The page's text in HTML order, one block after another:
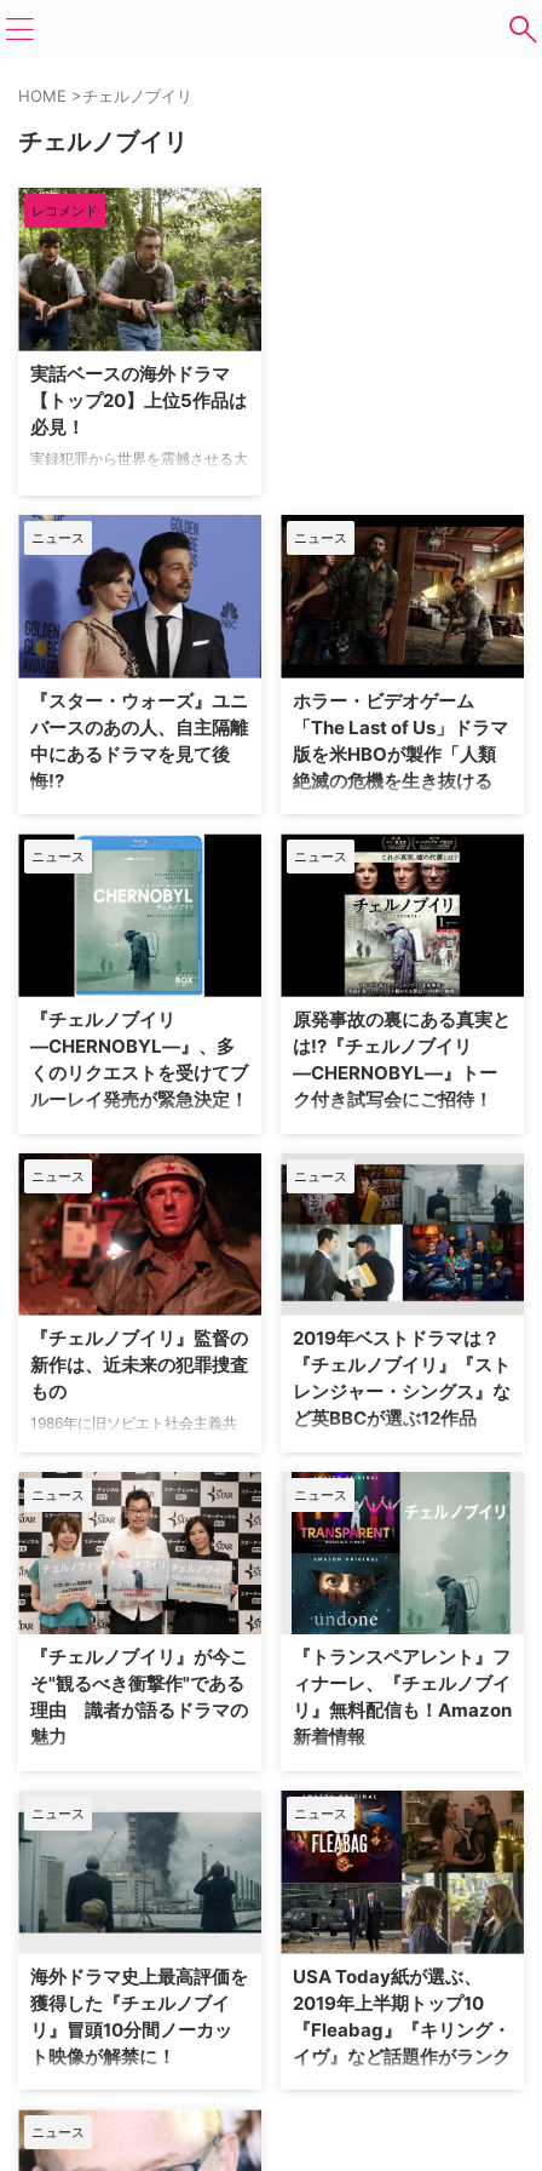
HOME >チェルノブイリ
チェルノブイリ
レコメンド
実話ベースの海外ドラマ
【トップ20】上位5作品は
必見！
実録犯罪から世界を震撼させる大
ルにはないほど視聴者の心をつか
む。 ここでは、米最大のオンラ
インデータベース「IMDb」のス
コア数をもとに、実話ベースの海
外ドラマランキングを紹介する。
徹底的なリサーチや取材などを通
して、実際に起こった出来事がリ
アルに再現された作品をぜひチェ
ックしてみては？ 特にTOP5は
見逃せない！ 実話ベースの海外
ドラマランキング【ベスト20】
（2001） 『チェルノブイリ ー
CHERNOBYLー』 …
ニュース
『スター・ウォーズ』ユニ
バースのあの人、自主隔離
中にあるドラマを見て後
悔!?
大ヒット映画『スター・ウォー
ズ』シリーズの番外編『ローグ・
ワン／スター・ウォーズ・ストー
リー』でキャシアン・アンドー将
校を演じたディエゴ・ルナが、新
型コロナウイルス（COVID-19）
の自己隔離中にあるドラマを見て
後悔したと明かしている。米
見たのは、1986年に旧ソ連のチ
ェルノ…
ニュース
ホラー・ビデオゲーム
「The Last of Us」ドラマ
版を米HBOが製作「人類
絶滅の危機を生き抜ける
1986年4月に起きたチェルノブイ
リ原子力発電所の事故を描く『チ
ェルノブイリ』のクリエイター
が、米HBOで人気ホラー・ビデ
オゲーム「The Last of Us」のド
ラマ版を製作することが明らかと
なった。米TV Lineが報じてい
る。 2013年にリリースされた黙
示録的な世界が舞台となるビデオ
ゲーム「The Last …
ニュース
『チェルノブイリ
―CHERNOBYL―』、多
くのリクエストを受けてブ
ルーレイ発売が緊急決定！
本日3月4日（水）よりDVDレン
タルが開始された『チェルノブイ
リ ―CHERNOBYL―』。当初は
発売が予定されていなかったが、
多くの問合わせやリクエストがあ
ったことを受け、ブルーレイ コ
ンプリート・ボックス（2枚組）
の発売が急遽決定した。同商品は
監督インタビューが特典映像とし
て収録された…
ニュース
原発事故の裏にある真実と
は!?『チェルノブイリ
―CHERNOBYL―』トー
ク付き試写会にご招待！
1986年に起きたチェルノブイリ
原発事故の裏にある真実を綿密な
取材に基づいて描き出す、米
HBO製作のエミー賞10部門受賞
作『チェルノブイリ
―CHERNOBYL―』。そのDVD
が3月4日（水）にリリースされ
るのに合わせて、同日にトーク付
た。応募要項は以下の通り。 ＜
『チェルノブイリ ―CHE…
ニュース
『チェルノブイリ』監督の
新作は、近未来の犯罪捜査
もの
1986年に旧ソビエト社会主義共
発電所で起きた爆発事故の真実に
迫る実録ドラマ『チェルノブイ
リ』。本作で第71回エミー賞監督
賞を受賞したヨハン・レンクが、
今度は近未来犯罪ドラマを手掛け
ることがわかった。米Deadline
が報じている。 米HBOが製作す
身の小説家…
ニュース
2019年ベストドラマは？
『チェルノブイリ』『スト
レンジャー・シングス』な
ど英BBCが選ぶ12作品
秋に差しかかったばかりだが、英
BBCは早くも2019年の（現時点
での）ベストドラマを選出してい
る。噂を耳にしない日はないほど
評判の『Fleabag フリーバッグ』
から、『ストレンジャー・シング
ス 未知の世界』などのスリラー
作品まで、今年登場したシリーズ
やシーズンは傑作揃いだ。 巨大
企業に没落セレブ…シチュエーシ
ョン…
ニュース
『チェルノブイリ』が今こ
そ"観るべき衝撃作"である
理由 識者が語るドラマの
魅力
1986年4月26日に旧ソビエト社会
原子力発電所で起きた爆発事故の
真実に迫る実録ドラマ『チェルノ
ブイリ』。その衝撃的なテーマ
と、作品としての完成度の高さに
より本年度エミー賞でも作品賞、
監督賞、主演・助演の主要各賞を
はじめ19ノミネートを果たしてい
る本作が、BS10スターチャンネ
ルにて9月2…
ニュース
『トランスペアレント』フ
ィナーレ、『チェルノブイ
リ』無料配信も！Amazon
新着情報
Amazon Prime Videoに9月に新
着するコンテンツが発表された。
人気コメディ『トランスペアレン
ト』のファイナルシーズンや、大
人向けアニメ『ボージャック・ホ
ースマン』のクリエイターが仕掛
けるファンタジーアニメ『アンダ
ン ～時を超える者～』が独占配
ブイリ』が期間限定で無料配信と
なる…
ニュース
海外ドラマ史上最高評価を
獲得した『チェルノブイ
リ』冒頭10分間ノーカッ
ト映像が解禁に！
1986年4月26日に旧ソビエト社会
主義共和国連邦のチェルノブイリ
原子力発電所で起きた爆発事故の
真実に迫る実録ドラマ『チェルノ
ニュース
USA Today紙が選ぶ、
2019年上半期トップ10
『Fleabag』『キリング・
イヴ』など話題作がランク
ニュース